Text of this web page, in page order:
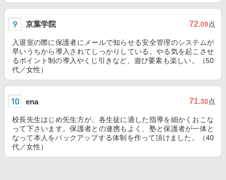
京葉学院 72.09点
入退室の際に保護者にメールで知らせる安全管理のシステムが
早いうちから導入されてしっかりしている。やる気を起こさせ
るポイント制の導入やくじ引きなど、遊び要素も楽しい。（50
代／女性）
ena 71.30点
校長先生はじめ先生方が、各生徒に適した指導を細かくおこな
って下さいます。保護者との連携もよく、塾と保護者が一体と
なって本人をバックアップする体制を作って頂けました。（40
代／女性）